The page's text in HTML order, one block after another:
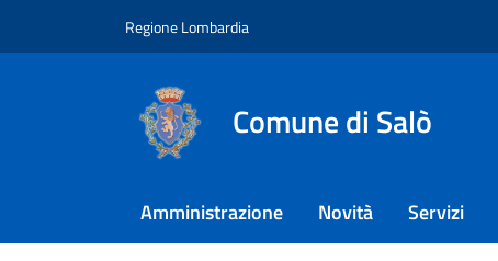
Regione Lombardia
Comune di Salò
Amministrazione Novità Servizi